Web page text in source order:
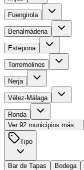
Fuengirola
Benalmádena
Estepona
Torremolinos
Nerja
Vélez-Málaga
Ronda
Ver 92 municipios más...
Tipo
Bar de Tapas Bodega